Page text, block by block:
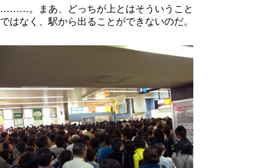
………。まあ、どっちが上とはそういうこと
ではなく、駅から出ることができないのだ。